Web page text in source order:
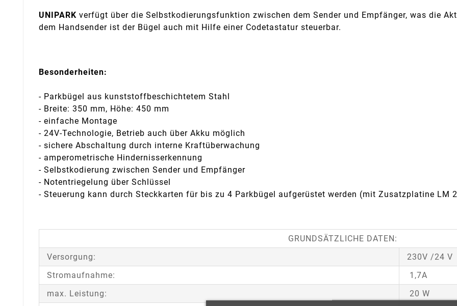
UNIPARK verfügt über die Selbstkodierungsfunktion zwischen dem Sender und Empfänger, was die
dem Handsender ist der Bügel auch mit Hilfe einer Codetastatur steuerbar.
Besonderheiten:
- Parkbügel aus kunststoffbeschichtetem Stahl
- Breite: 350 mm, Höhe: 450 mm
- einfache Montage
- 24V-Technologie, Betrieb auch über Akku möglich
- sichere Abschaltung durch interne Kraftüberwachung
- amperometrische Hindernisserkennung
- Selbstkodierung zwischen Sender und Empfänger
- Notentriegelung über Schlüssel
- Steuerung kann durch Steckkarten für bis zu 4 Parkbügel aufgerüstet werden (mit Zusatzplatine LM
GRUNDSÄTZLICHE DATEN:
Versorgung:
230V /24 V
Stromaufnahme:
1,7A
max. Leistung:
20 W